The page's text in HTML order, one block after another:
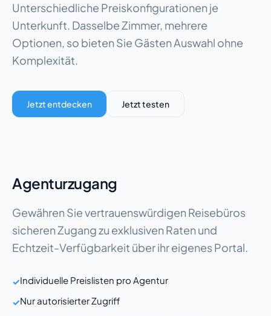
Unterschiedliche Preiskonfigurationen je
Unterkunft. Dasselbe Zimmer, mehrere
Optionen, so bieten Sie Gästen Auswahl ohne
Komplexität.
Jetzt entdecken Jetzt testen
Agenturzugang
Gewähren Sie vertrauenswürdigen Reisebüros
sicheren Zugang zu exklusiven Raten und
Echtzeit-Verfügbarkeit über ihr eigenes Portal.
✓Individuelle Preislisten pro Agentur
✓Nur autorisierter Zugriff